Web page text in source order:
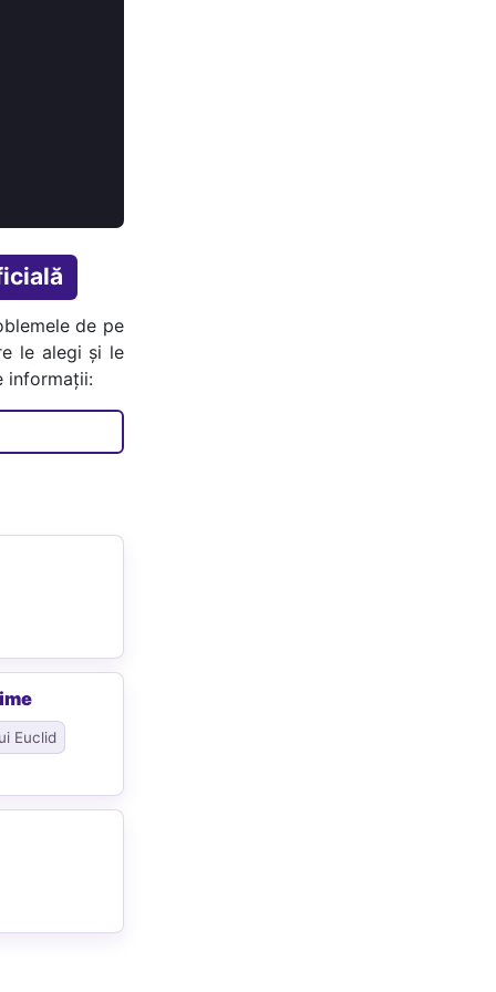
de pe
le alegi și le
informații:
Euclid